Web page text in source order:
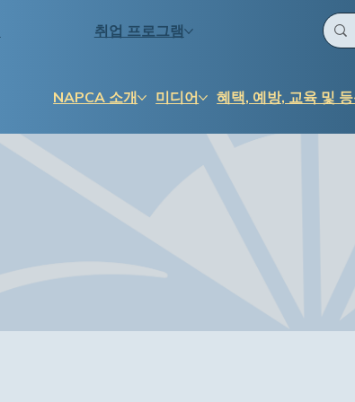
취업 프로그램
NAPCA 소개 미디어 혜택, 예방, 교육 및